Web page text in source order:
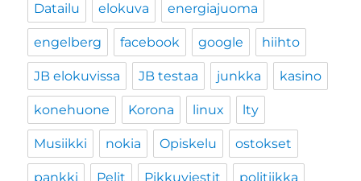
Datailu elokuva energiajuoma
engelberg facebook google hiihto
JB elokuvissa JB testaa junkka kasino
konehuone Korona linux lty
Musiikki nokia Opiskelu ostokset
pankki Pelit Pikkuviestit politiikka